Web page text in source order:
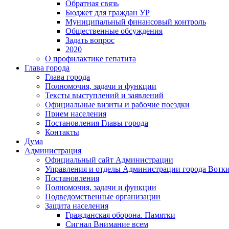
Обратная связь
Бюджет для граждан УР
Муниципальный финансовый контроль
Общественные обсуждения
Задать вопрос
2020
О профилактике гепатита
Глава города
Глава города
Полномочия, задачи и функции
Тексты выступлений и заявлений
Официальные визиты и рабочие поездки
Прием населения
Постановления Главы города
Контакты
Дума
Администрация
Официальный сайт Администрации
Управления и отделы Администрации города
Постановления
Полномочия, задачи и функции
Подведомственные организации
Защита населения
Гражданская оборона. Памятки
Сигнал Внимание всем